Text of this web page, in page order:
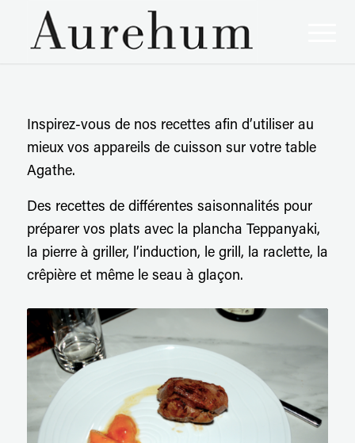
Inspirez-vous de nos recettes afin d’utiliser au
mieux vos appareils de cuisson sur votre table
Agathe.
Des recettes de différentes saisonnalités pour
préparer vos plats avec la plancha Teppanyaki,
la pierre à griller, l’induction, le grill, la raclette, la
crêpière et même le seau à glaçon.